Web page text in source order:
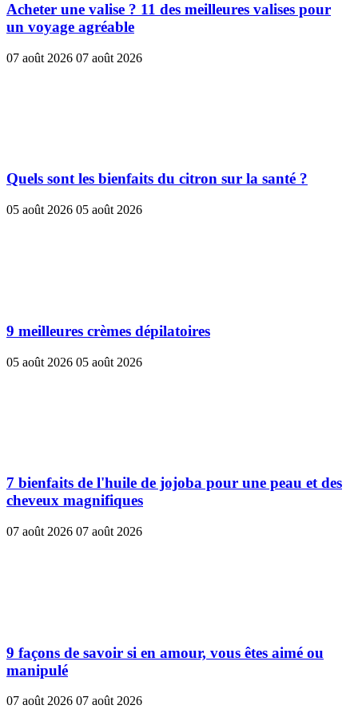
Acheter une valise ? 11 des meilleures valises pour
un voyage agréable
07 août 2026 07 août 2026
Quels sont les bienfaits du citron sur la santé ?
05 août 2026 05 août 2026
9 meilleures crèmes dépilatoires
05 août 2026 05 août 2026
7 bienfaits de l'huile de jojoba pour une peau et des
cheveux magnifiques
07 août 2026 07 août 2026
9 façons de savoir si en amour, vous êtes aimé ou
manipulé
07 août 2026 07 août 2026